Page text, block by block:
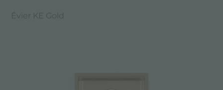
Évier KE Gold